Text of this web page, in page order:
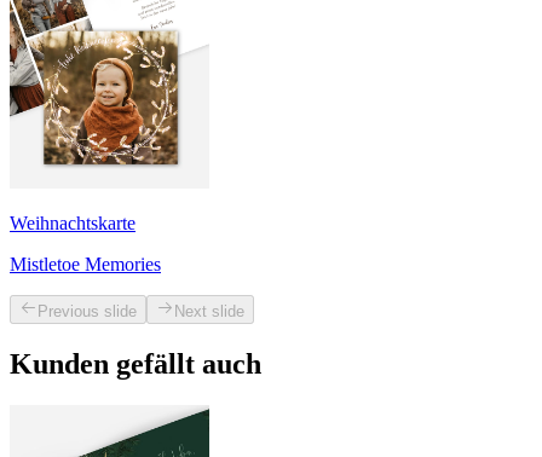
Weihnachtskarte
Mistletoe Memories
Previous slide Next slide
Kunden gefällt auch